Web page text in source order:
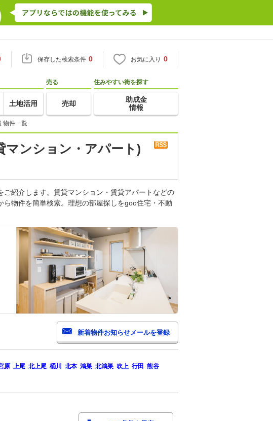
保存した検索条件 0 お気に入り 0
土地活用
売る
売却
住みやすい街を探す
助成金
情報
物件一覧
マンション・アパート)
紹介します。賃貸マンション・賃貸アパートなどの
物件を簡単検索。理想の部屋探しをgoo住宅・不動
原 上尾 北上尾 桶川 北本 鴻巣 北鴻巣 吹上 行田 熊谷